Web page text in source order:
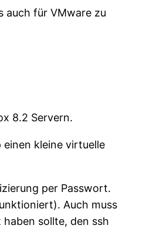
auch für VMware zu
8.2 Servern.
einen kleine virtuelle
per Passwort.
Auch muss
sollte, den ssh